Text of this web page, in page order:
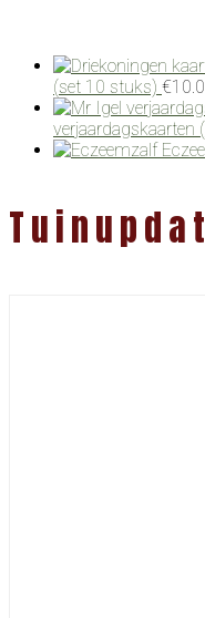
(set 10 stuks) €
verjaardagskaarten